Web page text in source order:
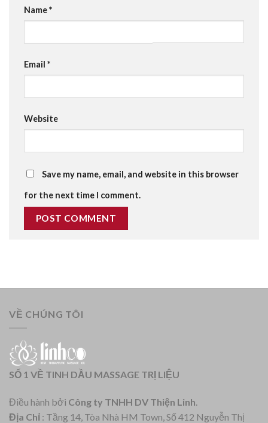
Name*
Email *
Website
Save my name, email, and website in this browser
for the next time I comment.
VỀ CHÚNG TÔI
SỐ 1 VỀ TINH DẦU MASSAGE TRỊ LIỆU
Điều hành bởi Công ty TNHH DV Thiện Linh.
Địa Chỉ : Tầng 14, Tòa Nhà HM Town, Số 412 Nguyễn Thị